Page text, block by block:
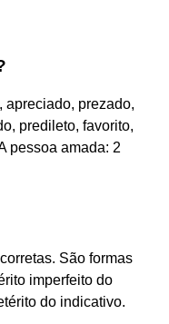
apreciado, prezado,
predileto, favorito,
pessoa amada: 2
São formas
imperfeito do
do indicativo.